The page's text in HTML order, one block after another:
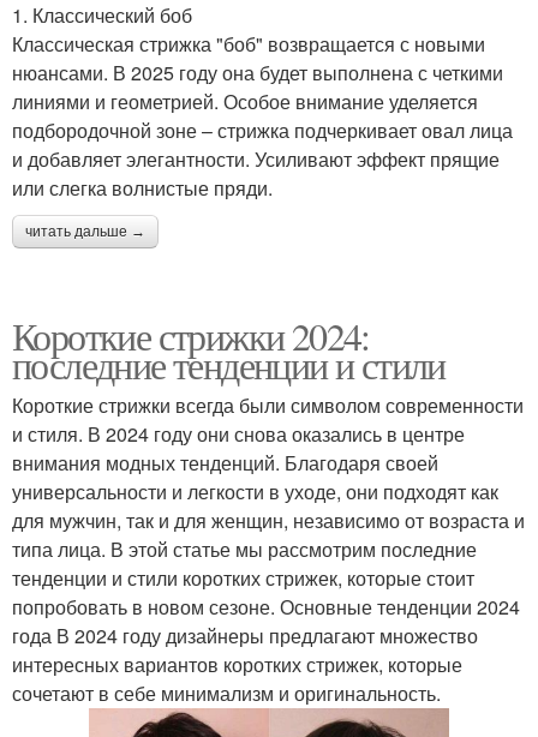
1. Классический боб
Классическая стрижка "боб" возвращается с новыми
нюансами. В 2025 году она будет выполнена с четкими
линиями и геометрией. Особое внимание уделяется
подбородочной зоне – стрижка подчеркивает овал лица
и добавляет элегантности. Усиливают эффект прящие
или слегка волнистые пряди.
читать дальше →
Короткие стрижки 2024:
последние тенденции и стили
Короткие стрижки всегда были символом современности
и стиля. В 2024 году они снова оказались в центре
внимания модных тенденций. Благодаря своей
универсальности и легкости в уходе, они подходят как
для мужчин, так и для женщин, независимо от возраста и
типа лица. В этой статье мы рассмотрим последние
тенденции и стили коротких стрижек, которые стоит
попробовать в новом сезоне. Основные тенденции 2024
года В 2024 году дизайнеры предлагают множество
интересных вариантов коротких стрижек, которые
сочетают в себе минимализм и оригинальность.